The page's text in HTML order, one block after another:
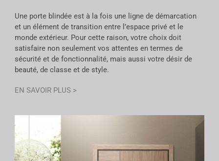
Une porte blindée est à la fois une ligne de démarcation
et un élément de transition entre l’espace privé et le
monde extérieur. Pour cette raison, votre choix doit
satisfaire non seulement vos attentes en termes de
sécurité et de fonctionnalité, mais aussi votre désir de
beauté, de classe et de style.
EN SAVOIR PLUS >